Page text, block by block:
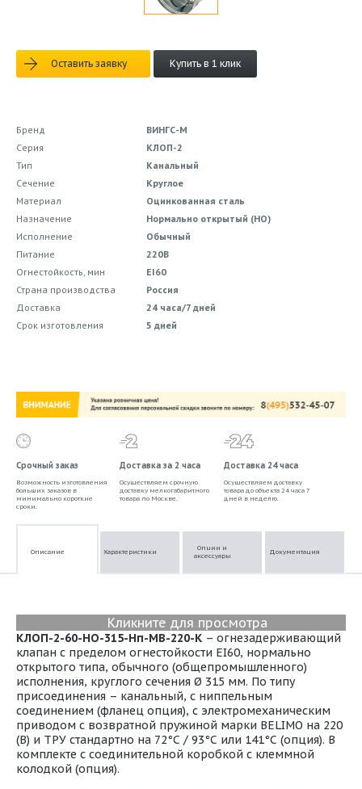
Оставить заявку Купить в 1 клик
Бренд
ВИНГС-М
Серия
КЛОП-2
Тип
Канальный
Сечение
Круглое
Материал
Оцинкованная сталь
Назначение
Нормально открытый (НО)
Исполнение
Обычный
Питание
220В
Огнестойкость, мин
EI60
Страна производства
Россия
Доставка
24 часа/7 дней
Срок изготовления
5 дней
Срочный заказ
Возможность изготовления
больших заказов в
минимально короткие
сроки.
Доставка за 2 часа
Осуществляем срочную
доставку мелкогабаритного
товара по Москве.
Доставка 24 часа
Осуществляем доставку
товара до объекта 24 часа 7
дней в неделю.
Описание Характеристики
Опции и
аксессуары
Документация
Кликните для просмотра
КЛОП-2-60-НО-315-Нп-МВ-220-К – огнезадерживающий
клапан с пределом огнестойкости EI60, нормально
открытого типа, обычного (общепромышленного)
исполнения, круглого сечения Ø 315 мм. По типу
присоединения – канальный, с ниппельным
соединением (фланец опция), с электромеханическим
приводом с возвратной пружиной марки BELIMO на 220
(В) и ТРУ стандартно на 72°С / 93°С или 141°С (опция). В
комплекте с соединительной коробкой с клеммной
колодкой (опция).